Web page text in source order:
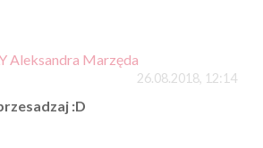
Aleksandra Marzęda
26.08.2018, 12:14
:D